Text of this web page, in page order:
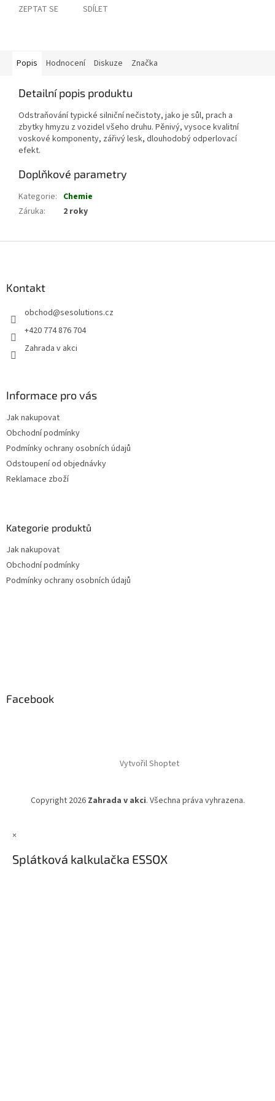
ZEPTAT SE SDÍLET
Popis Hodnocení Diskuze Značka
Detailní popis produktu
Odstraňování typické silniční nečistoty, jako je sůl, prach a
zbytky hmyzu z vozidel všeho druhu. Pěnivý, vysoce kvalitní
voskové komponenty, zářivý lesk, dlouhodobý odperlovací
efekt.
Doplňkové parametry
Kategorie: Chemie
Záruka: 2 roky
Kontakt
obchod@sesolutions.cz
+420 774 876 704
Zahrada v akci
Informace pro vás
Jak nakupovat
Obchodní podmínky
Podmínky ochrany osobních údajů
Odstoupení od objednávky
Reklamace zboží
Kategorie produktů
Jak nakupovat
Obchodní podmínky
Podmínky ochrany osobních údajů
Facebook
Vytvořil Shoptet
Copyright 2026 Zahrada v akci. Všechna práva vyhrazena.
×
Splátková kalkulačka ESSOX